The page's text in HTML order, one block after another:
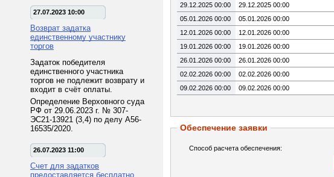
27.07.2023 10:00
Возврат задатка
единственному участнику
торгов
Задаток победителя
единственного участника
торгов не подлежит возврату и
входит в счёт оплаты.
Определение Верховного суда
РФ от 29.06.2023 г. № 307-
ЭС21-13921 (3,4) по делу А56-
16535/2020.
26.07.2023 11:00
Счет для задатков
предоставляется бесплатно
29.12.2025 00:00
29.12.2025 00:00
05.01.2026 00:00
05.01.2026 00:00
12.01.2026 00:00
12.01.2026 00:00
19.01.2026 00:00
19.01.2026 00:00
26.01.2026 00:00
26.01.2026 00:00
02.02.2026 00:00
02.02.2026 00:00
09.02.2026 00:00
09.02.2026 00:00
Обеспечение заявки
Способ расчета обеспечения: